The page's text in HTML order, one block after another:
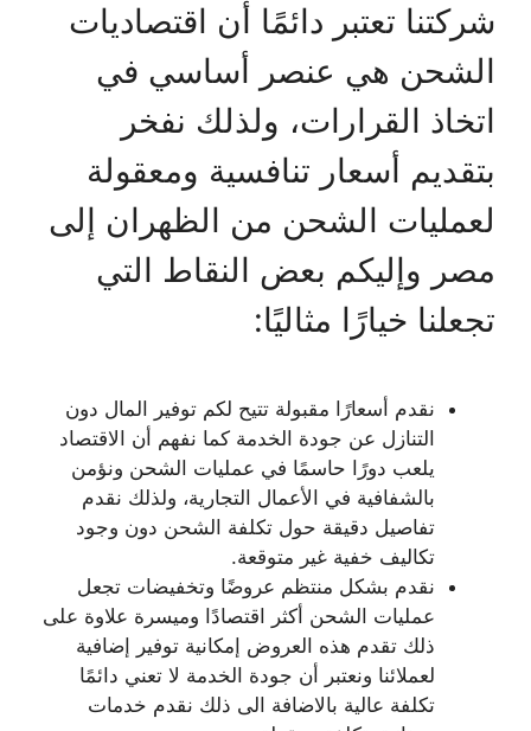
شركتنا تعتبر دائمًا أن اقتصاديات
الشحن هي عنصر أساسي في
اتخاذ القرارات، ولذلك نفخر
بتقديم أسعار تنافسية ومعقولة
لعمليات الشحن من الظهران إلى
مصر وإليكم بعض النقاط التي
تجعلنا خيارًا مثاليًا:
نقدم أسعارًا مقبولة تتيح لكم توفير المال دون
التنازل عن جودة الخدمة كما نفهم أن الاقتصاد
يلعب دورًا حاسمًا في عمليات الشحن ونؤمن
بالشفافية في الأعمال التجارية، ولذلك نقدم
تفاصيل دقيقة حول تكلفة الشحن دون وجود
تكاليف خفية غير متوقعة.
نقدم بشكل منتظم عروضًا وتخفيضات تجعل
عمليات الشحن أكثر اقتصادًا وميسرة علاوة على
ذلك تقدم هذه العروض إمكانية توفير إضافية
لعملائنا ونعتبر أن جودة الخدمة لا تعني دائمًا
تكلفة عالية بالاضافة الى ذلك نقدم خدمات